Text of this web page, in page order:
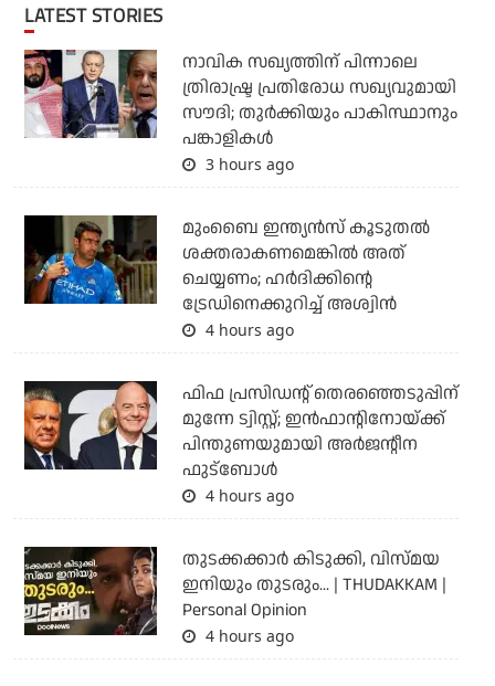
LATEST STORIES
നാവിക സഖ്യത്തിന് പിന്നാലെ
ത്രിരാഷ്ട്ര പ്രതിരോധ സഖ്യവുമായി
സൗദി; തുര്‍ക്കിയും പാകിസ്ഥാനും
പങ്കാളികള്‍
3 hours ago
മുംബൈ ഇന്ത്യന്‍സ് കൂടുതല്‍
ശക്തരാകണമെങ്കില്‍ അത്
ചെയ്യണം; ഹര്‍ദിക്കിന്റെ
ട്രേഡിനെക്കുറിച്ച് അശ്വിന്‍
4 hours ago
ഫിഫ പ്രസിഡന്റ് തെരഞ്ഞെടുപ്പിന്
മുന്നേ ട്വിസ്റ്റ്; ഇന്‍ഫാന്റിനോയ്ക്ക്
പിന്തുണയുമായി അര്‍ജന്റീന
ഫുട്‌ബോള്‍
4 hours ago
തുടക്കക്കാര്‍ കിടുക്കി, വിസ്മയ
ഇനിയും തുടരും... | THUDAKKAM |
Personal Opinion
4 hours ago